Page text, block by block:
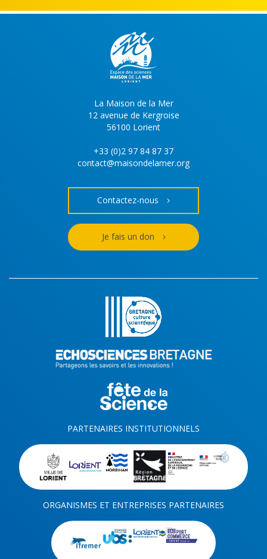
La Maison de la Mer
12 avenue de Kergroise
56100 Lorient
+33 (0)2 97 84 87 37
contact@maisondelamer.org
Contactez-nous
Je fais un don
PARTENAIRES INSTITUTIONNELS
ORGANISMES ET ENTREPRISES PARTENAIRES